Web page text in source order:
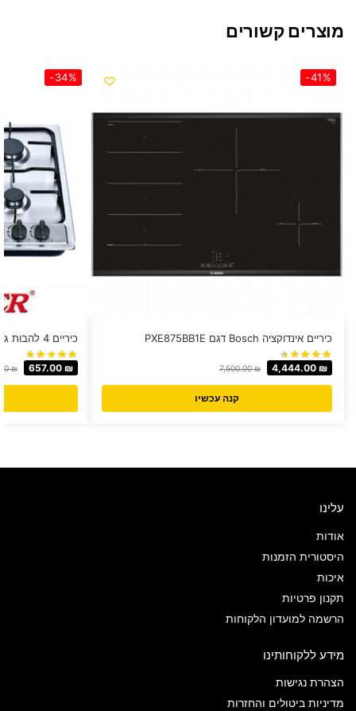
מוצרים קשורים
-41%
כיריים אינדוקציה Bosch דגם PXE875BB1E
7,500.00₪ 4,444.00 ₪
קנה עכשיו
-34%
כיריים 4 להבות גז Muller/PEERLESS יבואן רשמי!
₪ 657.00 ₪
עלינו
אודות
היסטורית הזמנות
איכות
תקנון פרטיות
הרשמה למועדון הלקוחות
מידע ללקוחותינו
הצהרת נגישות
מדיניות ביטולים והחזרות